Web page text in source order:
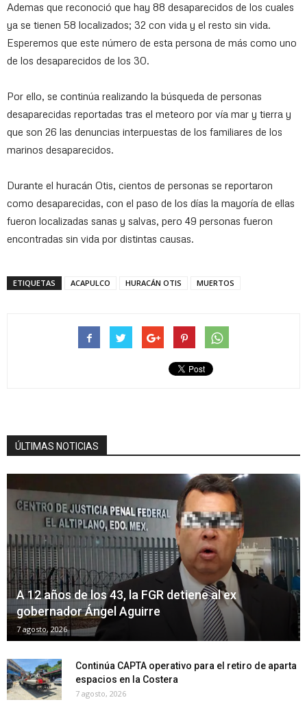
Ademas que reconoció que hay 88 desaparecidos de los cuales
ya se tienen 58 localizados; 32 con vida y el resto sin vida.
Esperemos que este número de esta persona de más como uno
de los desaparecidos de los 30.
Por ello, se continúa realizando la búsqueda de personas
desaparecidas reportadas tras el meteoro por vía mar y tierra y
que son 26 las denuncias interpuestas de los familiares de los
marinos desaparecidos.
Durante el huracán Otis, cientos de personas se reportaron
como desaparecidas, con el paso de los días la mayoría de ellas
fueron localizadas sanas y salvas, pero 49 personas fueron
encontradas sin vida por distintas causas.
ETIQUETAS ACAPULCO HURACÁN OTIS MUERTOS
ÚLTIMAS NOTICIAS
A 12 años de los 43, la FGR detiene al ex
gobernador Ángel Aguirre
7 agosto, 2026
Continúa CAPTA operativo para el retiro de aparta
espacios en la Costera
7 agosto, 2026